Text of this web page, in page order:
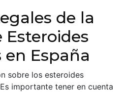
de la
Esteroides
España
sobre los esteroides
importante tener en cuenta